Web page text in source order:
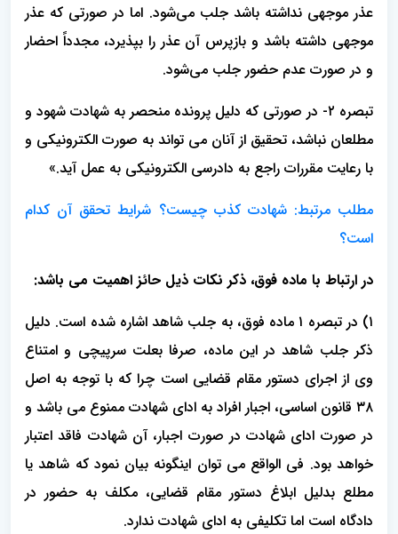
عذر موجهی نداشته باشد جلب می‌شود. اما در صورتی که عذر
موجهی داشته باشد و بازپرس آن عذر را بپذیرد، مجدداً احضار
و در صورت عدم حضور جلب می‌شود.
تبصره ۲- در صورتی که دلیل پرونده منحصر به شهادت شهود و
مطلعان نباشد، تحقیق از آنان می تواند به صورت الکترونیکی و
با رعایت مقررات راجع به دادرسی الکترونیکی به عمل آید.»
مطلب مرتبط: شهادت کذب چیست؟ شرایط تحقق آن کدام
است؟
در ارتباط با ماده فوق، ذکر نکات ذیل حائز اهمیت می باشد:
۱) در تبصره ۱ ماده فوق، به جلب شاهد اشاره شده است. دلیل
ذکر جلب شاهد در این ماده، صرفا بعلت سرپیچی و امتناع
وی از اجرای دستور مقام قضایی است چرا که با توجه به اصل
۳۸ قانون اساسی، اجبار افراد به ادای شهادت ممنوع می باشد و
در صورت ادای شهادت در صورت اجبار، آن شهادت فاقد اعتبار
خواهد بود. فی الواقع می توان اینگونه بیان نمود که شاهد یا
مطلع بدلیل ابلاغ دستور مقام قضایی، مکلف به حضور در
دادگاه است اما تکلیفی به ادای شهادت ندارد.